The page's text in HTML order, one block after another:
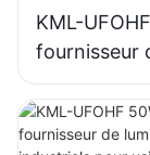
KML-
fournisseur
luminaires
industriels
usines,